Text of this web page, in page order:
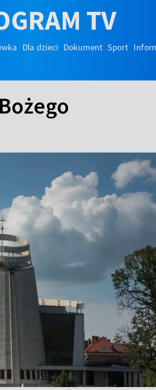
TV
Dla dzieci Dokument Sport